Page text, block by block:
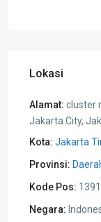
Lokasi
Alamat: cluster
Jakarta City,
Kota: Jakarta
Provinsi:
Kode Pos:
Negara: